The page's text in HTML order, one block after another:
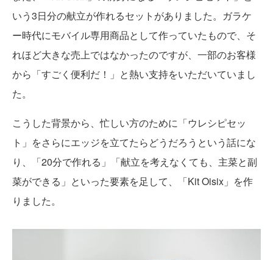
いう3日分の献立が作れるセットがありました。ガラケ
ー時代にモバイル専用商品として作っていたもので、そ
れほど大きな売上ではなかったのですが、一部のお客様
から「すごく便利だ！」と熱い支持をいただいていまし
た。
こうした背景から、忙しい方のために「ウレシピセッ
ト」をさらにエッジを立てたらどうだろうという話にな
り、「20分で作れる」「献立を考えなくても、主菜と副
菜ができる」といった要素を足して、「Kit Oisix」を作
りました。